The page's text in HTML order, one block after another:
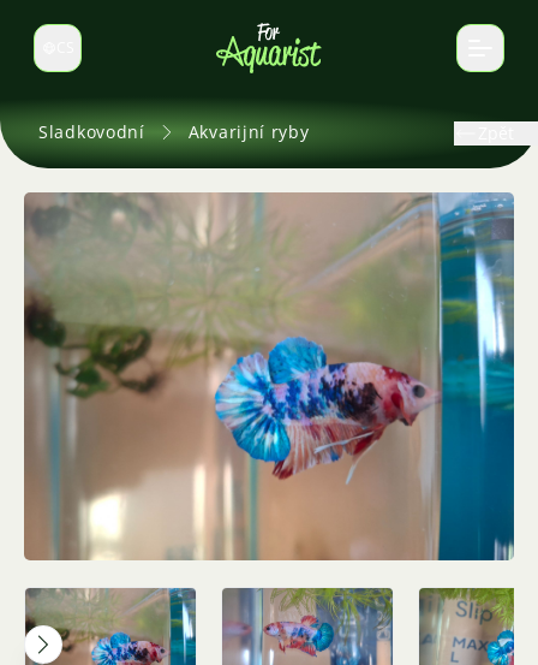
Select language
Sladkovodní Akvarijní ryby